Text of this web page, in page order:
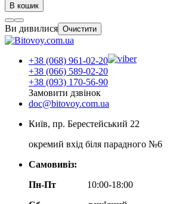
В кошик
Ви дивилися Очистити
+38 (068) 961-02-20
+38 (066) 589-02-20
+38 (093) 170-56-90
Замовити дзвінок
doc@bitovoy.com.ua
Київ, пр. Берестейський 22
окремий вхід біля парадного №6
Самовивіз:
Пн-Пт
10:00-18:00